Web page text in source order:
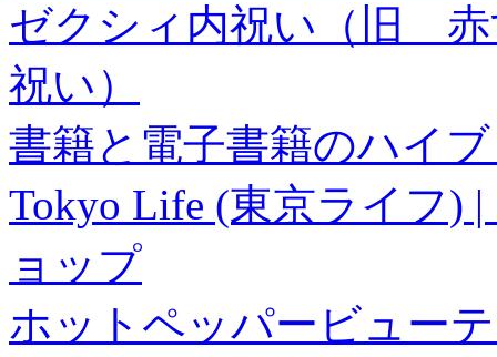
ゼクシィ内祝い（旧 赤
祝い）
書籍と電子書籍のハイ
Tokyo Life (東京ライフ)
ョップ
ホットペッパービュー